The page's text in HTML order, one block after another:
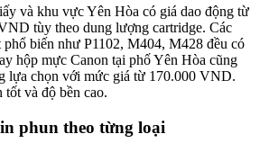
và khu vực Yên Hòa có giá dao động từ
tùy theo dung lượng cartridge. Các
phổ biến như P1102, M404, M428 đều có
hộp mực Canon tại phố Yên Hòa cũng
lựa chọn với mức giá từ 170.000 VND.
và độ bền cao.
phun theo từng loại